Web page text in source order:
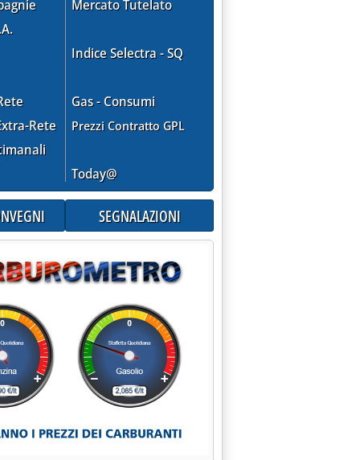
a Conad'
alla norma sulle carte di credito'
Rete
Mercato Tutelato
Indice Selectra - SQ
Gas - Consumi
Prezzi Contratto GPL
Today@
SEGNALAZIONI